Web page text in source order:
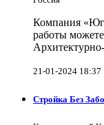
Компания
работы
21-01-2024 18:37
Стройка Без